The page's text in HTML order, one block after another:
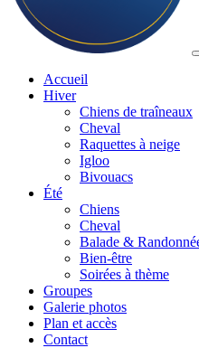
Accueil
Hiver
Chiens de traîneaux
Cheval
Raquettes à neige
Igloo
Bivouacs
Été
Chiens
Cheval
Balade &
Bien-être
Soirées à thème
Groupes
Galerie photos
Plan et accès
Contact